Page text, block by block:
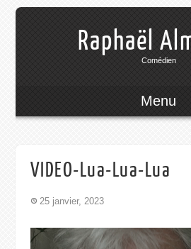
Raphaël
Comédien
Menu
VIDEO-Lua-Lua-Lua
25 janvier, 2023
Lecteur
vidéo